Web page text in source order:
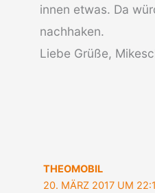
innen etwas. Da
nachhaken.
Liebe Grüße,
THEOMOBIL
20. MÄRZ 2017 UM